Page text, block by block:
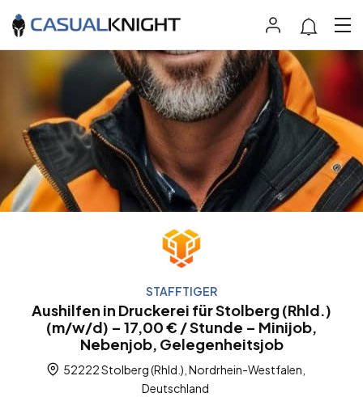
STAFFTIGER
Aushilfen in Druckerei für Stolberg (Rhld.)
(m/w/d) – 17,00 € / Stunde – Minijob,
Nebenjob, Gelegenheitsjob
52222 Stolberg (Rhld.), Nordrhein-Westfalen,
Deutschland